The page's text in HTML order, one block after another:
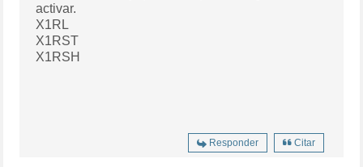
activar.
X1RL
X1RST
X1RSH
Responder Citar